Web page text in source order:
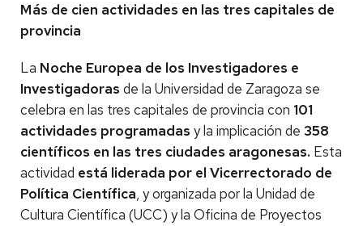
Más de cien actividades en las tres capitales de
provincia
La Noche Europea de los Investigadores e
Investigadoras de la Universidad de Zaragoza se
celebra en las tres capitales de provincia con 101
actividades programadas y la implicación de 358
científicos en las tres ciudades aragonesas. Esta
actividad está liderada por el Vicerrectorado de
Política Científica, y organizada por la Unidad de
Cultura Científica (UCC) y la Oficina de Proyectos